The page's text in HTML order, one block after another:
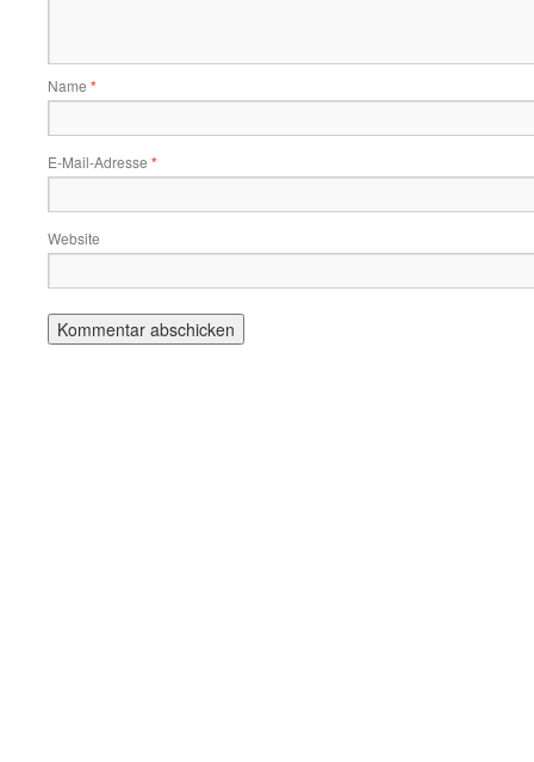
Name *
E-Mail-Adresse *
Website